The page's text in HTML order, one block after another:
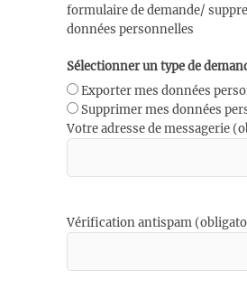
formulaire de demande/
données personnelles
Sélectionner un type de
Exporter mes données
Supprimer mes données
Votre adresse de messagerie
Vérification antispam